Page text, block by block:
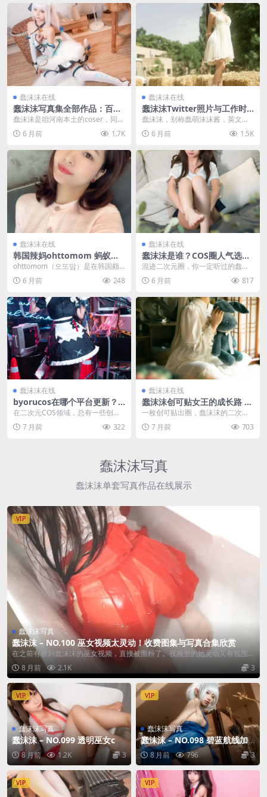
蠢沫沫在线
蠢沫沫写真集全部作品：百万
粉丝二次元coser干货分享
蠢沫沫是咱河南本土的coser，同时
也是微博上的网红和动漫博主，在
微博上已经攒了...
6 月前 1.7K
蠢沫沫在线
蠢沫沫Twitter照片与工作时
间整理，只穿三个创可贴放学
后在哪找？
蠢沫沫，别称蠢萌沫沫酱，英文名C
hunmomo，2002年1月27日出生
于河南，...
6 月前 1.5K
蠢沫沫在线
韩国辣妈ohttomom 蚂蚁腰
写真图片圈粉无数
ohttomom（오또맘）是在韩国颇
具人气的健身网红，有着白皙肌肤
与浓眉大眼，高...
6 月前 248
蠢沫沫在线
蠢沫沫是谁？COS圈人气选
手，推特日常和角色还原技巧
混迹二次元圈，你一定听过的蠢沫
沫到底是什么来头？ 不管是常泡二
次元社区的老玩家，...
6 月前 817
蠢沫沫在线
byorucos在哪个平台更新？
牛奶甘雨雷神COS全图分享
在二次元COS领域，总有一些创作
者能凭借独特的风格和精湛的演绎
出圈，Byoru就...
7 月前 322
蠢沫沫在线
蠢沫沫创可贴女王的成长路 从
河南少女到二次元顶流
一枚创可贴出圈，蠢沫沫的二次元
逆袭之路 在河南一座普通的小城，
曾有个叫蠢沫沫的女...
7 月前 703
蠢沫沫写真
蠢沫沫单套写真作品在线展示
VIP
蠢沫沫写真
蠢沫沫 – NO.100 巫女视频太灵动！收费图集与写真合集欣赏
在之前有看到蠢沫沫的巫女视频，直接被圈粉了。视频里的她灵动又有氛围
感，和静态图片...
8 月前 2.1K 3
VIP
蠢沫沫写真
蠢沫沫 – NO.099 透明巫女cos
作品惊艳，创可贴造型吸睛，
写真合集全解锁
8 月前 1.2K 3
VIP
蠢沫沫写真
蠢沫沫 – NO.098 碧蓝航线加
贺cos惊艳，套图写真集全部内
容汇总
8 月前 796 3
VIP VIP